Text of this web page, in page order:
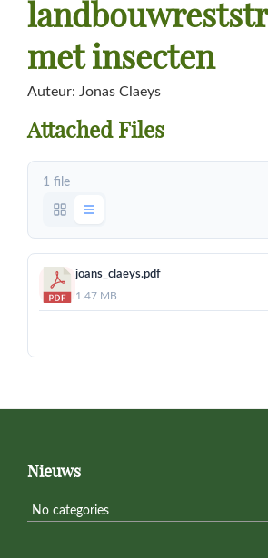
met insecten
Auteur: Jonas Claeys
Attached Files
1 file
joans_claeys.pdf
1.47 MB
FooterNieuws
No categories